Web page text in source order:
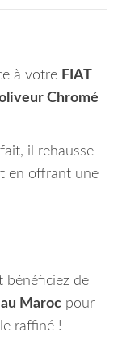
à votre FIAT
Chromé
il rehausse
en offrant une
bénéficiez de
Maroc pour
raffiné !